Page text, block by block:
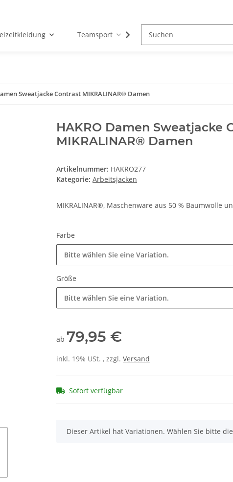
Teamsport Partnershops
Sweatjacke Contrast MIKRALINAR® Damen
HAKRO Damen Sweatjacke
MIKRALINAR® Damen
Artikelnummer: HAKRO277
Kategorie: Arbeitsjacken
MIKRALINAR®, Maschenware aus 50 % Baumwolle
Farbe
Bitte wählen Sie eine Variation.
Größe
Bitte wählen Sie eine Variation.
ab 79,95 €
inkl. 19% USt. , zzgl. Versand
Sofort verfügbar
x
Dieser Artikel hat Variationen. Wählen Sie bitte